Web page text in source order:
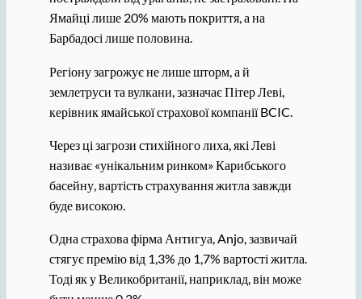
Ямайці лише 20% мають покриття, а на
Барбадосі лише половина.
Регіону загрожує не лише шторм, а й
землетруси та вулкани, зазначає Пітер Леві,
керівник ямайської страхової компанії BCIC.
Через ці загрози стихійного лиха, які Леві
називає «унікальним ринком» Карибського
басейну, вартість страхування житла завжди
буде високою.
Одна страхова фірма Антигуа, Anjo, зазвичай
стягує премію від 1,3% до 1,7% вартості житла.
Тоді як у Великобританії, наприклад, він може